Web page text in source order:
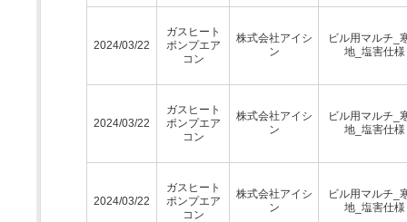
2024/03/22
ガスヒート
ポンプエア
コン
株式会社アイシ
ン
ビル用マルチ_
地_塩害仕様
2024/03/22
ガスヒート
ポンプエア
コン
株式会社アイシ
ン
ビル用マルチ_
地_塩害仕様
2024/03/22
ガスヒート
ポンプエア
コン
株式会社アイシ
ン
ビル用マルチ_
地_塩害仕様